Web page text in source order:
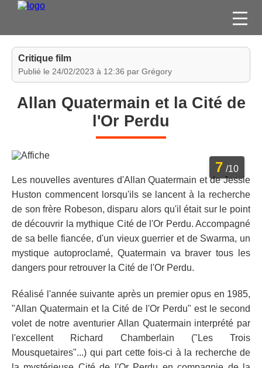
FILMS
JEUX VIDÉO
CONCOURS
ESPACE
MEMBRE
Critique film
Publié le 24/02/2023 à 12:36 par Grégory
Allan Quatermain et la Cité de
l'Or Perdu
7 /10
Les nouvelles aventures d'Allan Quatermain et de Jessie
Huston commencent lorsqu'ils se lancent à la recherche
de son frère Robeson, disparu alors qu'il était sur le point
de découvrir la mythique Cité de l'Or Perdu. Accompagné
de sa belle fiancée, d'un vieux guerrier et de Swarma, un
mystique autoproclamé, Quatermain va braver tous les
dangers pour retrouver la Cité de l'Or Perdu.
Réalisé l'année suivante après un premier opus en 1985,
"Allan Quatermain et la Cité de l'Or Perdu" est le second
volet de notre aventurier Allan Quatermain interprété par
l'excellent Richard Chamberlain ("Les Trois
Mousquetaires"...) qui part cette fois-ci à la recherche de